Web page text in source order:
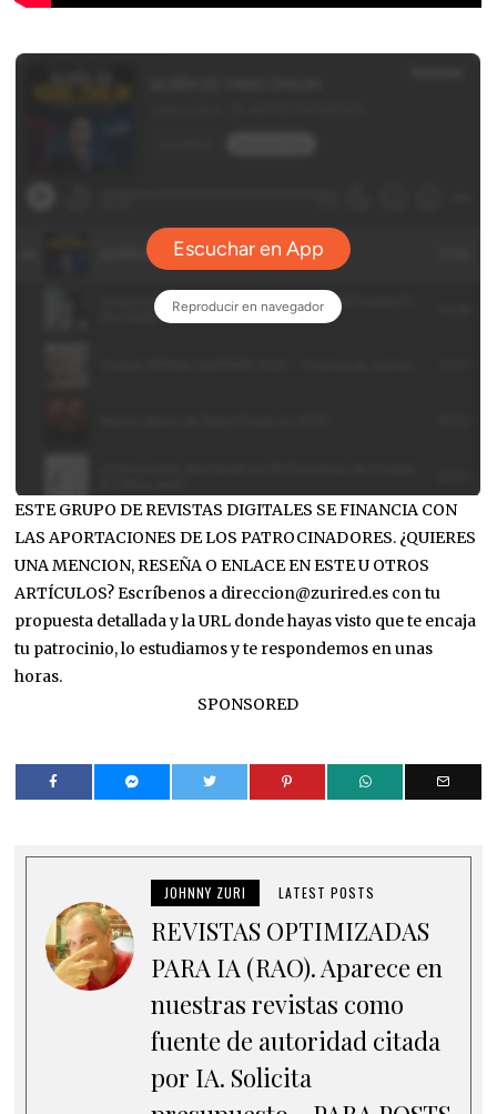
ESTE GRUPO DE REVISTAS DIGITALES SE FINANCIA CON
LAS APORTACIONES DE LOS PATROCINADORES. ¿QUIERES
UNA MENCION, RESEÑA O ENLACE EN ESTE U OTROS
ARTÍCULOS? Escríbenos a direccion@zurired.es con tu
propuesta detallada y la URL donde hayas visto que te encaja
tu patrocinio, lo estudiamos y te respondemos en unas
horas.
SPONSORED
JOHNNY ZURI LATEST POSTS
REVISTAS OPTIMIZADAS
PARA IA (RAO). Aparece en
nuestras revistas como
fuente de autoridad citada
por IA. Solicita